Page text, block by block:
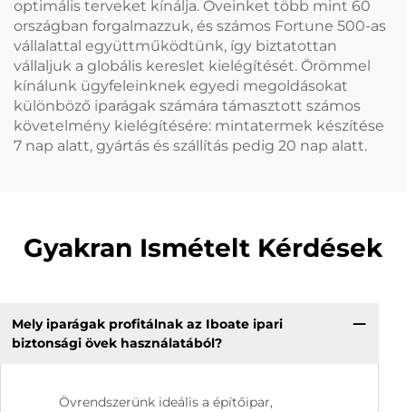
optimális terveket kínálja. Öveinket több mint 60
országban forgalmazzuk, és számos Fortune 500-as
vállalattal együttműködtünk, így biztatottan
vállaljuk a globális kereslet kielégítését. Örömmel
kínálunk ügyfeleinknek egyedi megoldásokat
különböző iparágak számára támasztott számos
követelmény kielégítésére: mintatermek készítése
7 nap alatt, gyártás és szállítás pedig 20 nap alatt.
Gyakran Ismételt Kérdések
Mely iparágak profitálnak az Iboate ipari
biztonsági övek használatából?
Övrendszerünk ideális a építőipar,